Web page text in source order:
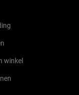
winkel